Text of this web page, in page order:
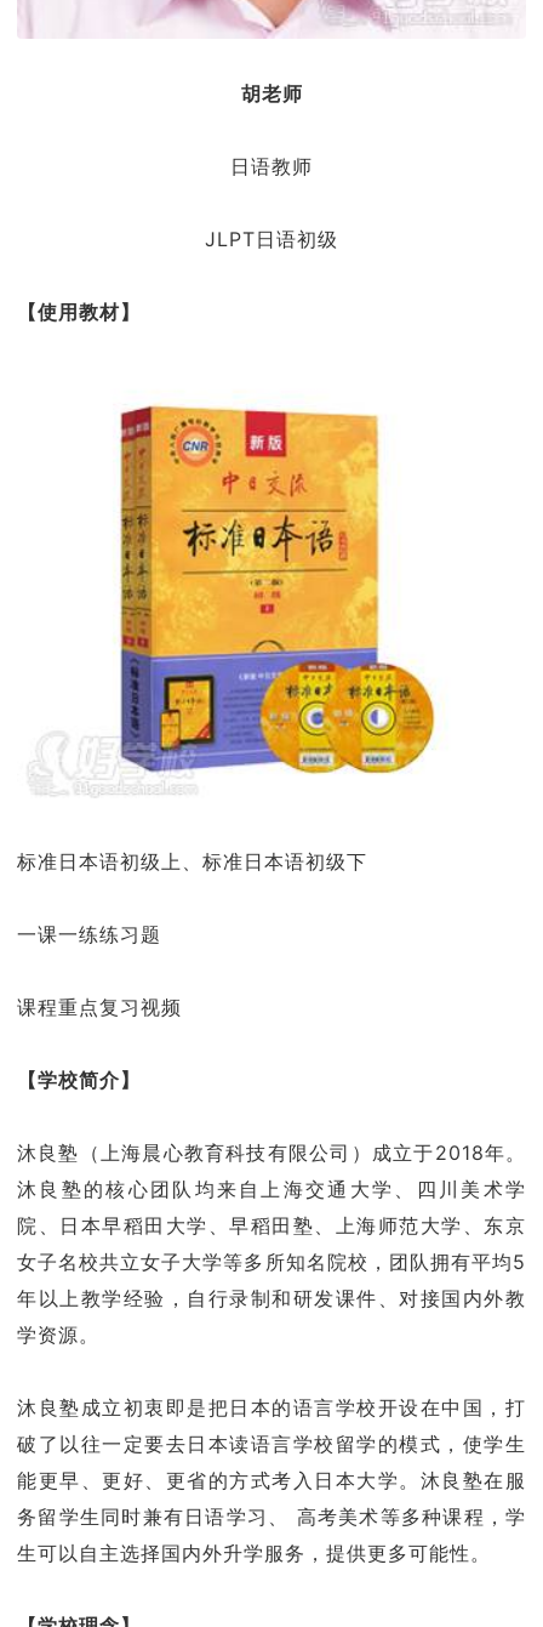
胡老师
日语教师
JLPT日语初级
【使用教材】
标准日本语初级上、标准日本语初级下
一课一练练习题
课程重点复习视频
【学校简介】
沐良塾（上海晨心教育科技有限公司）成立于2018年。
沐良塾的核心团队均来自上海交通大学、四川美术学
院、日本早稻田大学、早稻田塾、上海师范大学、东京
女子名校共立女子大学等多所知名院校，团队拥有平均5
年以上教学经验，自行录制和研发课件、对接国内外教
学资源。
沐良塾成立初衷即是把日本的语言学校开设在中国，打
破了以往一定要去日本读语言学校留学的模式，使学生
能更早、更好、更省的方式考入日本大学。沐良塾在服
务留学生同时兼有日语学习、 高考美术等多种课程，学
生可以自主选择国内外升学服务，提供更多可能性。